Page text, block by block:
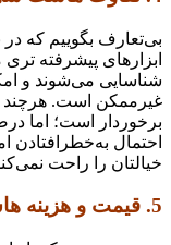
بی‌تعارف بگوییم که
شناسایی می‌شوند و
غیرممکن است. هرچند
برخوردار است؛ اما
احتمال به‌خطرافتادن
خیالتان را راحت
5. قیمت و هزینه هاست دایرکت ادمین و سی پنل